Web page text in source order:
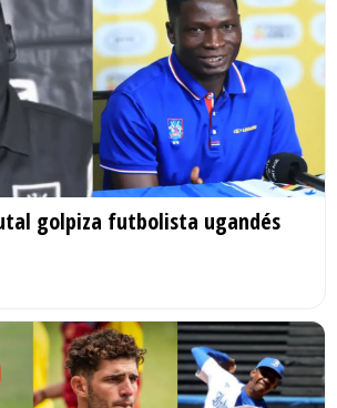
golpiza futbolista ugandés